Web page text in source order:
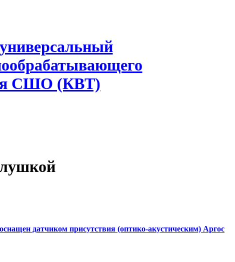
СШО (КВТ)
датчиком присутствия (оптико-акустическим) Аргос